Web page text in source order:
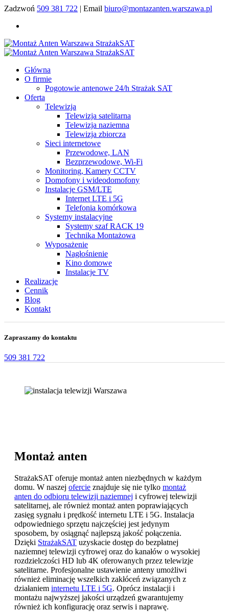
Zadzwoń 509 381 722 | Email biuro@montazanten.warszawa.pl
Główna
O firmie
Pogotowie antenowe 24/h Strażak SAT
Oferta
Telewizja
Telewizja satelitarna
Telewizja naziemna
Telewizja zbiorcza
Sieci internetowe
Przewodowe, LAN
Bezprzewodowe, Wi-Fi
Monitoring, Kamery CCTV
Domofony i wideodomofony
Instalacje GSM/LTE
Internet LTE i 5G
Telefonia komórkowa
Systemy instalacyjne
Systemy szaf RACK 19
Technika Montażowa
Wyposażenie
Nagłośnienie
Kino domowe
Instalacje TV
Realizacje
Cennik
Blog
Kontakt
Zapraszamy do kontaktu
509 381 722
Montaż anten
StrażakSAT oferuje montaż anten niezbędnych w każdym
domu. W naszej ofercie znajduje się nie tylko montaż
anten do odbioru telewizji naziemnej i cyfrowej telewizji
satelitarnej, ale również montaż anten poprawiających
zasięg sygnału i prędkość internetu LTE i 5G. Instalacja
odpowiedniego sprzętu najczęściej jest jedynym
sposobem, by osiągnąć najlepszą jakość połączenia.
Dzięki StrażakSAT uzyskacie dostęp do bezpłatnej
naziemnej telewizji cyfrowej oraz do kanałów o wysokiej
rozdzielczości HD lub 4K oferowanych przez telewizje
satelitarne. Profesjonalne ustawienie anteny umożliwi
również eliminację wszelkich zakłóceń związanych z
działaniem internetu LTE i 5G. Oprócz instalacji i
montażu najwyższej jakości urządzeń gwarantujemy
również ich konfigurację oraz serwis i naprawę.